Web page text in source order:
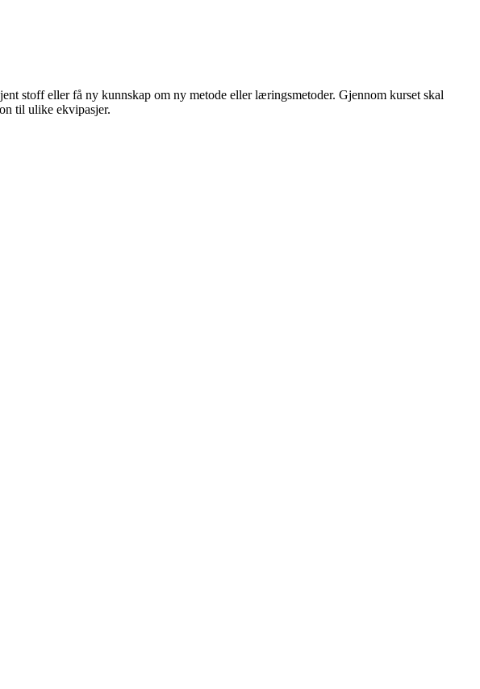
stoff eller få ny kunnskap om ny metode eller læringsmetoder. Gjennom kurset skal
til ulike ekvipasjer.